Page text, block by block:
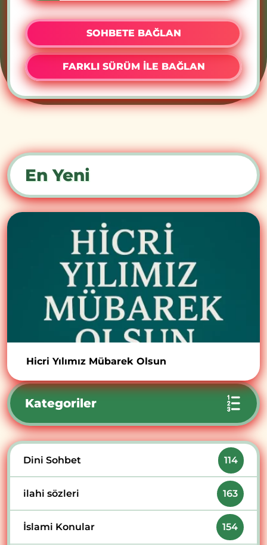
SOHBETE BAĞLAN
FARKLI SÜRÜM İLE BAĞLAN
En Yeni
Hicri Yılımız Mübarek Olsun
Kategoriler
Dini Sohbet 114
ilahi sözleri 163
İslami Konular 154